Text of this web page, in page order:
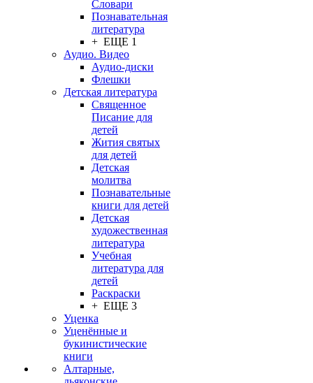
Словари
Познавательная
литература
+ ЕЩЕ 1
Аудио. Видео
Аудио-диски
Флешки
Детская литература
Священное
Писание для
детей
Жития святых
для детей
Детская
молитва
Познавательные
книги для детей
Детская
художественная
литература
Учебная
литература для
детей
Раскраски
+ ЕЩЕ 3
Уценка
Уценённые и
букинистические
книги
Алтарные,